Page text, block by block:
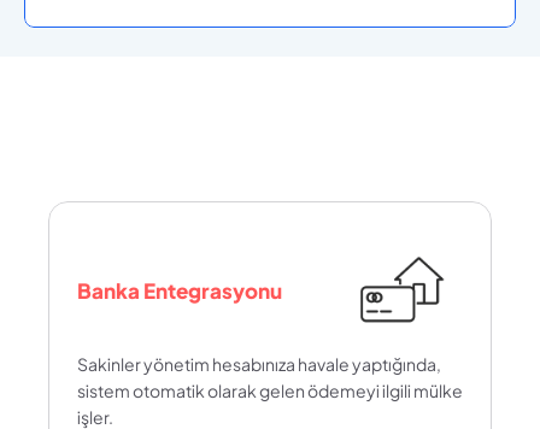
Banka Entegrasyonu
Sakinler yönetim hesabınıza havale yaptığında,
sistem otomatik olarak gelen ödemeyi ilgili mülke
işler.